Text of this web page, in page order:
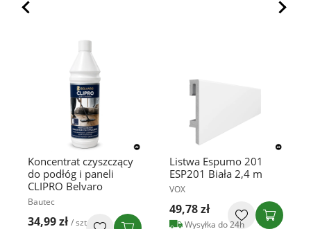
Koncentrat czyszczący
do podłóg i paneli
CLIPRO Belvaro
Bautec
34,99 zł / szt
Listwa Espumo 201
ESP201 Biała 2,4 m
VOX
49,78 zł
Wysyłka do 24h